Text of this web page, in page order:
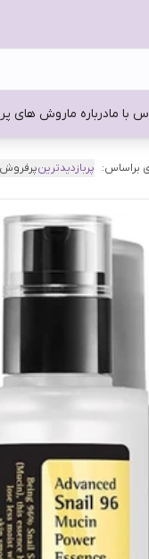
با مادرباره ماروش های
براساس: پربازدیدترین